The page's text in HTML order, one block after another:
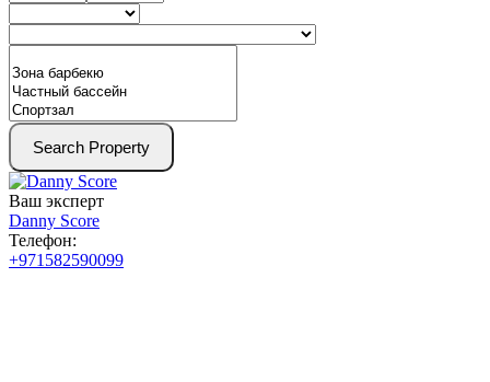
Search Property
Ваш эксперт
Danny Score
Телефон:
+971582590099